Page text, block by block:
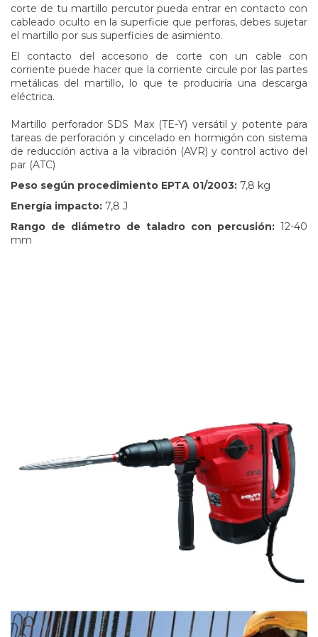
corte de tu martillo percutor pueda entrar en contacto con
cableado oculto en la superficie que perforas, debes sujetar
el martillo por sus superficies de asimiento.
El contacto del accesorio de corte con un cable con
corriente puede hacer que la corriente circule por las partes
metálicas del martillo, lo que te produciría una descarga
eléctrica.
Martillo perforador SDS Max (TE-Y) versátil y potente para
tareas de perforación y cincelado en hormigón con sistema
de reducción activa a la vibración (AVR) y control activo del
par (ATC)
Peso según procedimiento EPTA 01/2003: 7,8 kg
Energía impacto: 7,8 J
Rango de diámetro de taladro con percusión: 12-40
mm